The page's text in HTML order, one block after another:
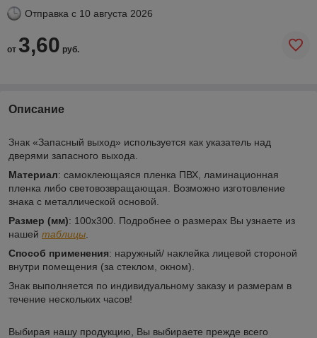
Отправка с 10 августа 2026
от 3,60 руб.
Описание
Знак «Запасный выход» используется как указатель над
дверями запасного выхода.
Материал: самоклеющаяся пленка ПВХ, ламинационная
пленка либо световозвращающая. Возможно изготовление
знака с металлической основой.
Размер (мм): 100х300. Подробнее о размерах Вы узнаете из
нашей таблицы
Способ применения: наружный/ наклейка лицевой стороной
внутри помещения (за стеклом, окном).
Знак выполняется по индивидуальному заказу и размерам в
течение нескольких часов!
Выбирая нашу продукцию, Вы выбираете прежде всего